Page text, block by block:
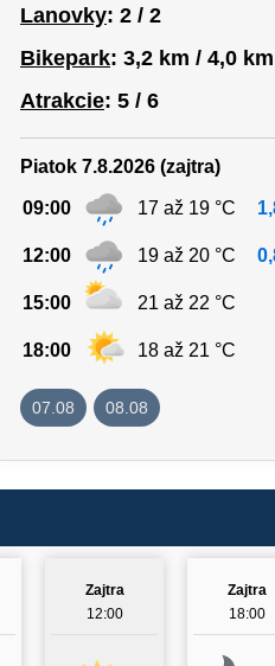
Lanovky: 2 / 2
Bikepark: 3,2 km / 4,0 km
Atrakcie: 5 / 6
Piatok 7.8.2026 (zajtra)
09:00 17 až 19 °C
12:00 19 až 20 °C
15:00 21 až 22 °C
18:00 18 až 21 °C
07.08 08.08
Zajtra
12:00
Zajtra
18:00